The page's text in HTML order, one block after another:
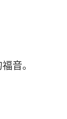
音。